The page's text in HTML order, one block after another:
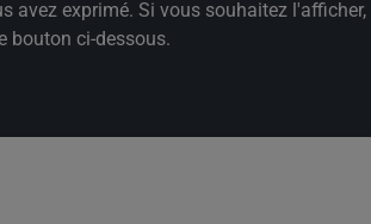
avez exprimé. Si vous souhaitez l'afficher,
bouton ci-dessous.